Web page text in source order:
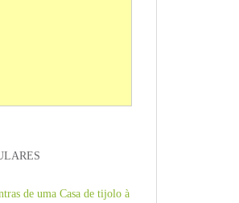
de uma Casa de tijolo à